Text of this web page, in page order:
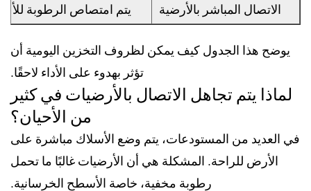
الاتصال المباشر بالأرضية
يتم امتصاص الرطوبة
يوضح هذا الجدول كيف يمكن لظروف التخزين اليومية أن
تؤثر بهدوء على الأداء لاحقًا.
لماذا يتم تجاهل الاتصال بالأرضيات في كثير
من الأحيان؟
في العديد من المستودعات، يتم وضع الأسلاك مباشرة على
الأرض للراحة. المشكلة هي أن الأرضيات غالبًا ما تحمل
رطوبة مخفية، خاصة الأسطح الخرسانية.